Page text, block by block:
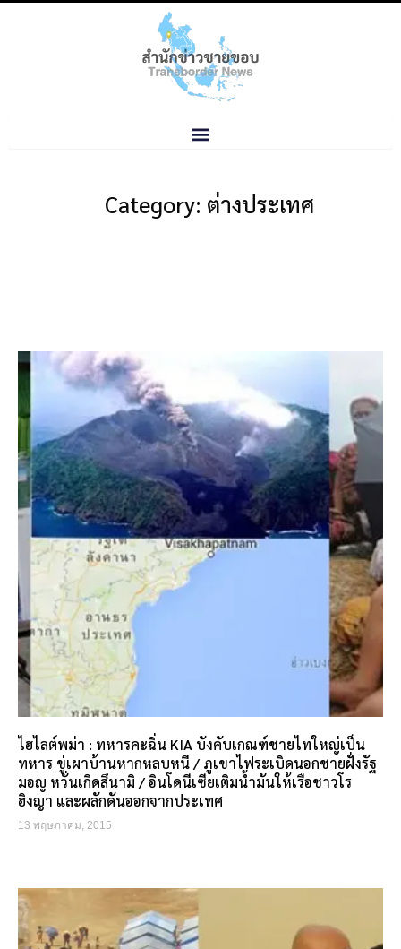
Category: ต่างประเทศ
ไฮไลต์พม่า : ทหารคะฉิ่น KIA บังคับเกณฑ์ชายไทใหญ่เป็น
ทหาร ขู่เผาบ้านหากหลบหนี / ภูเขาไฟระเบิดนอกชายฝั่งรัฐ
มอญ หวั่นเกิดสึนามิ / อินโดนีเซียเติมน้ำมันให้เรือชาวโร
ฮิงญา และผลักดันออกจากประเทศ
13 พฤษภาคม, 2015